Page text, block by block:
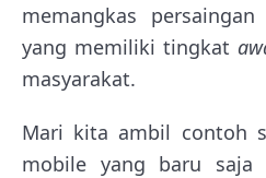
memangkas
yang memiliki tingkat
masyarakat.
Mari kita ambil contoh
mobile yang baru saja